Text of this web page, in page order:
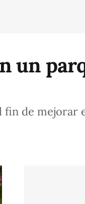
un
fin de mejorar